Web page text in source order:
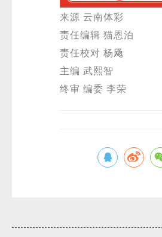
来源 云南体彩
责任编辑 猫恩泊
责任校对 杨飏
主编 武熙智
终审 编委 李荣